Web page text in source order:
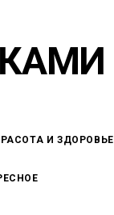
И ЗДОРОВЬЕ